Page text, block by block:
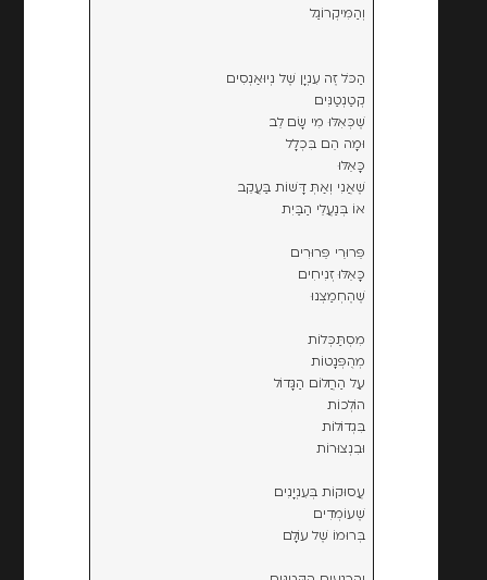
וְהַמִּיקְרוֹגַל
הַכֹּל זֶה עִנְיָן שֶׁל נְיוּאַנְסִים
קְטַנְטַנִּים
שֶׁכְּאִלּוּ מִי שָׂם לֵב
וּמָה הֵם בִּכְלָל
כָּאֵלּוּ
שֶׁאֲנִי וְאַתְּ דָּשׁוֹת בַּעֲקֵב
אוֹ בְּנַעֲלֵי הַבַּיִת
פֵּרוּרֵי פֵּרוּרִים
כָּאֵלּוּ זְנִיחִים
שֶׁהֶחְמַצְנוּ
מִסְתַּכְּלוֹת
מְהֻפְּנָטוֹת
עַל הַחֲלוֹם הַגָּדוֹל
הוֹלְכוֹת
בִּגְדוֹלוֹת
וּבִנְצוּרוֹת
עֲסוּקוֹת בְּעִנְיָנִים
שֶׁעוֹמְדִים
בְּרוּמוֹ שֶׁל עוֹלָם